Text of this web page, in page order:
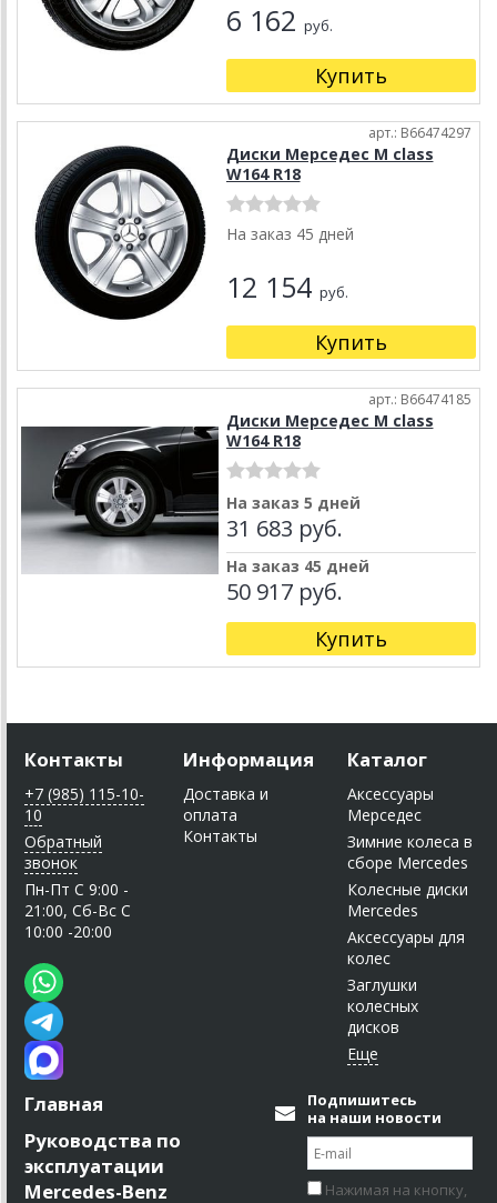
6 162 руб.
Купить
арт.: B66474297
Диски Мерседес M class
W164 R18
На заказ 45 дней
12 154 руб.
Купить
арт.: B66474185
Диски Мерседес M class
W164 R18
На заказ 5 дней
31 683 руб.
На заказ 45 дней
50 917 руб.
Купить
Контакты
+7 (985) 115-10-
10
Обратный
звонок
Пн-Пт C 9:00 -
21:00, Сб-Вс С
10:00 -20:00
Информация
Доставка и
оплата
Контакты
Каталог
Аксессуары
Мерседес
Зимние колеса в
сборе Mercedes
Колесные диски
Mercedes
Аксессуары для
колес
Заглушки
колесных
дисков
Главная
Руководства по
эксплуатации
Mercedes-Benz
Подпишитесь
на наши новости
Нажимая на кнопку,